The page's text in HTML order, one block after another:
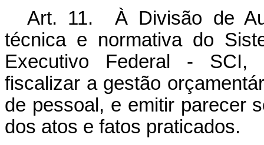
Art. 11. À Divisão de
técnica e normativa do
Executivo Federal - SCI,
fiscalizar a gestão
de pessoal, e emitir parecer
dos atos e fatos praticados.